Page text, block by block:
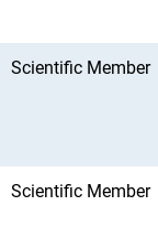
Scientific Member
Scientific Member